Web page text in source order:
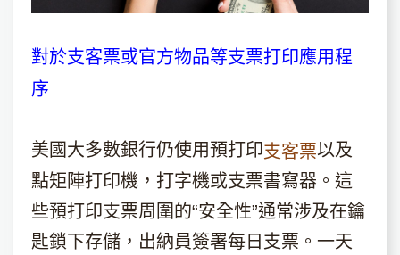
對於支客票或官方物品等支票打印應用程
序
美國大多數銀行仍使用預打印支客票以及
點矩陣打印機，打字機或支票書寫器。這
些預打印支票周圍的“安全性”通常涉及在鑰
匙鎖下存儲，出納員簽署每日支票。一天